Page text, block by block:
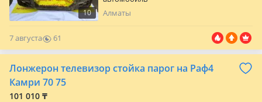
10
Алматы
7 августа
61
0
Лонжерон телевизор стойка парог на Раф4
Камри 70 75
101 010 ₸